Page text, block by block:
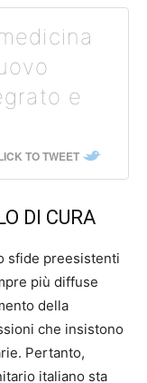
e
TO TWEET
DI CURA
sfide preesistenti
più diffuse
della
che insistono
Pertanto,
italiano sta